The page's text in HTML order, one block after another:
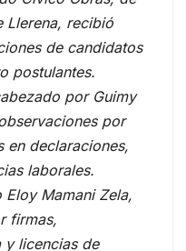
Llerena, recibió
de candidatos
postulantes.
por Guimy
por
en declaraciones,
laborales.
Mamani Zela,
firmas,
y licencias de